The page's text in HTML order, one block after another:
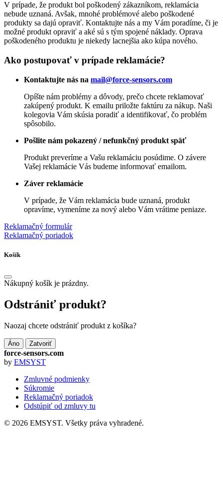
V prípade, že produkt bol poškodený zákazníkom, reklamácia
nebude uznaná. Avšak, mnohé problémové alebo poškodené
produkty sa dajú opraviť. Kontaktujte nás a my Vám poradíme, či je
možné produkt opraviť a aké sú s tým spojené náklady. Oprava
poškodeného produktu je niekedy lacnejšia ako kúpa nového.
Ako postupovať v prípade reklamácie?
Kontaktujte nás na mail@force-sensors.com
Opíšte nám problémy a dôvody, prečo chcete reklamovať
zakúpený produkt. K emailu priložte faktúru za nákup. Naši
kolegovia Vám skúsia poradiť a identifikovať, čo problém
spôsobilo.
Pošlite nám pokazený / nefunkčný produkt späť
Produkt preveríme a Vašu reklamáciu posúdime. O závere
Vašej reklamácie Vás budeme informovať emailom.
Záver reklamácie
V prípade, že Vám reklamácia bude uznaná, produkt
opravíme, vymeníme za nový alebo Vám vrátime peniaze.
Reklamačný formulár
Reklamačný poriadok
Košík
Nákupný košík je prázdny.
Odstrániť produkt?
Naozaj chcete odstrániť produkt z košíka?
Áno Zatvoriť
force-sensors.com
by EMSYST
Zmluvné podmienky
Súkromie
Reklamačný poriadok
Odstúpiť od zmluvy tu
© 2026 EMSYST. Všetky práva vyhradené.